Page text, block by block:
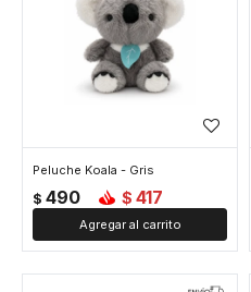
Peluche Koala - Gris
$ 490 $ 417